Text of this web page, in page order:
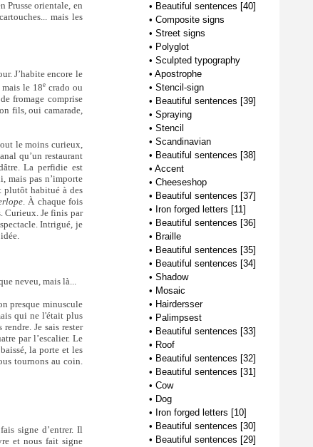
Prusse orientale, en
mais les
J’habite encore le
le 18ecrado ou
fromage comprise
fils, oui camarade,
le moins curieux,
qu’un restaurant
La perfidie est
mais pas n’importe
plutôt habitué à des
. À chaque fois
Curieux. Je finis par
Intrigué, je
neveu, mais là...
presque minuscule
qui ne l'était plus
Je sais rester
par l’escalier. Le
la porte et les
tournons au coin.
signe d’entrer. Il
et nous fait signe
• Beautiful sentences [40]
• Composite signs
• Street signs
• Polyglot
• Sculpted typography
• Apostrophe
• Stencil-sign
• Beautiful sentences [39]
• Spraying
• Stencil
• Scandinavian
• Beautiful sentences [38]
• Accent
• Cheeseshop
• Beautiful sentences [37]
• Iron forged letters [11]
• Beautiful sentences [36]
• Braille
• Beautiful sentences [35]
• Beautiful sentences [34]
• Shadow
• Mosaic
• Hairdersser
• Palimpsest
• Beautiful sentences [33]
• Roof
• Beautiful sentences [32]
• Beautiful sentences [31]
• Cow
• Dog
• Iron forged letters [10]
• Beautiful sentences [30]
• Beautiful sentences [29]